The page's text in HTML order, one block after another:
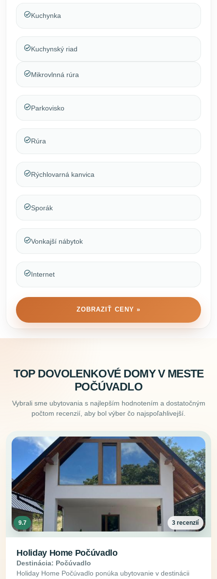
Kuchynka
Kuchynský riad
Mikrovlnná rúra
Parkovisko
Rúra
Rýchlovarná kanvica
Sporák
Vonkajší nábytok
Internet
ZOBRAZIŤ CENY »
TOP DOVOLENKOVÉ DOMY V MESTE
POČÚVADLO
Vybrali sme ubytovania s najlepším hodnotením a dostatočným
počtom recenzií, aby bol výber čo najspoľahlivejší.
9.7 3 recenzií
Holiday Home Počúvadlo
Destinácia: Počúvadlo
Holiday Home Počúvadlo ponúka ubytovanie v destinácii